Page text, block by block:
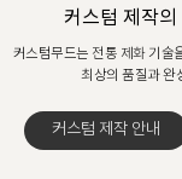
커스텀 제작
커스텀무드는 전통 제화 기술
최상의 품질과 완
커스텀 제작 안내